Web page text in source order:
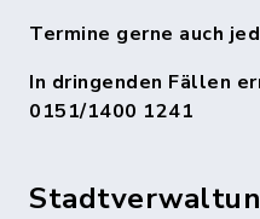
Termine gerne auch
In dringenden Fällen
0151/1400 1241